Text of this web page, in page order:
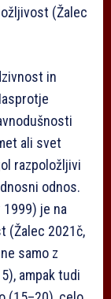
(Žalec
in
ali svet
razpoložljivi
odnos.
je na
(Žalec 2021č,
samo z
ampak tudi